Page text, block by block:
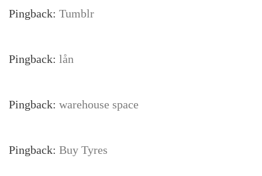
Pingback: Tumblr
Pingback: lån
Pingback: warehouse space
Pingback: Buy Tyres